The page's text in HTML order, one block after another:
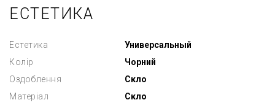
ЕСТЕТИКА
Естетика
Универсальный
Колір
Чорний
Оздоблення
Скло
Матеріал
Скло